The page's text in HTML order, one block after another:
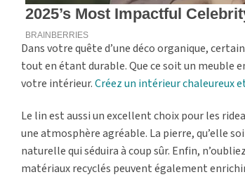
Dans votre quête d’une déco organique,
tout en étant durable. Que ce soit un meuble
votre intérieur.Créez un intérieur chaleureux
Le lin est aussi un excellent choix pour les
une atmosphère agréable. La pierre, qu’elle
naturelle qui séduira à coup sûr. Enfin,
matériaux recyclés peuvent également